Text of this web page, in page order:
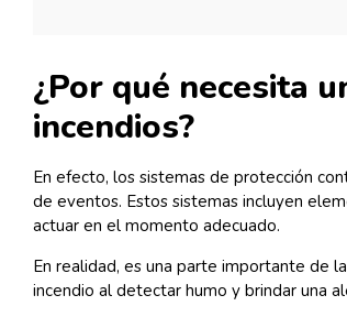
¿Por qué necesita
incendios?
En efecto, los sistemas de protección
de eventos. Estos sistemas incluyen
actuar en el momento adecuado.
En realidad, es una parte importante de
incendio al detectar humo y brindar una